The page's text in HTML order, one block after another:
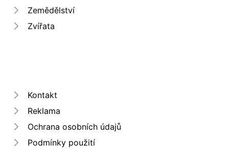
Zemědělství
Zvířata
Kontakt
Reklama
Ochrana osobních údajů
Podmínky použití